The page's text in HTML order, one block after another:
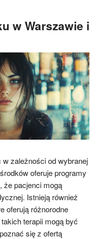
w Warszawie i
zależności od wybranej
oferuje programy
że pacjenci mogą
Istnieją również
oferują różnorodne
terapii mogą być
się z ofertą